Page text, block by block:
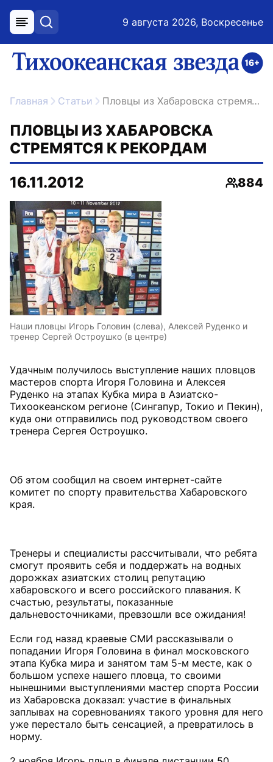
меню поиск 9 августа 2026, Воскресенье
ссылка на главную
Главная Статьи Пловцы из Хабаровска стремятся к рекордам
ПЛОВЦЫ ИЗ ХАБАРОВСКА
СТРЕМЯТСЯ К РЕКОРДАМ
16.11.2012
884
Наши пловцы Игорь Головин (слева), Алексей Руденко и
тренер Сергей Остроушко (в центре)
Удачным получилось выступление наших пловцов
мастеров спорта Игоря Головина и Алексея
Руденко на этапах Кубка мира в Азиатско-
Тихоокеанском регионе (Сингапур, Токио и Пекин),
куда они отправились под руководством своего
тренера Сергея Остроушко.
Об этом сообщил на своем интернет-сайте
комитет по спорту правительства Хабаровского
края.
Тренеры и специалисты рассчитывали, что ребята
смогут проявить себя и поддержать на водных
дорожках азиатских столиц репутацию
хабаровского и всего российского плавания. К
счастью, результаты, показанные
дальневосточниками, превзошли все ожидания!
Если год назад краевые СМИ рассказывали о
попадании Игоря Головина в финал московского
этапа Кубка мира и занятом там 5-м месте, как о
большом успехе нашего пловца, то своими
нынешними выступлениями мастер спорта России
из Хабаровска доказал: участие в финальных
заплывах на соревнованиях такого уровня для него
уже перестало быть сенсацией, а превратилось в
норму.